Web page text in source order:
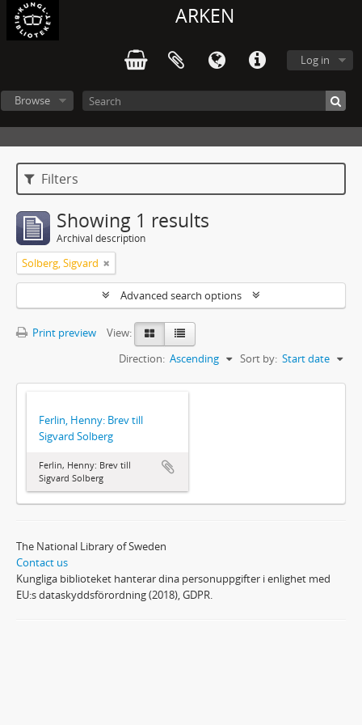
ARKEN
Log in
Browse
Filters
Showing 1 results
Archival description
Solberg, Sigvard
Advanced search options
Print preview
View:
Sort by: Start date
Direction: Ascending
Ferlin, Henny: Brev till
Sigvard Solberg
Ferlin, Henny: Brev till
Sigvard Solberg
The National Library of Sweden
Contact us
Kungliga biblioteket hanterar dina personuppgifter i enlighet med
EU:s dataskyddsförordning (2018), GDPR.